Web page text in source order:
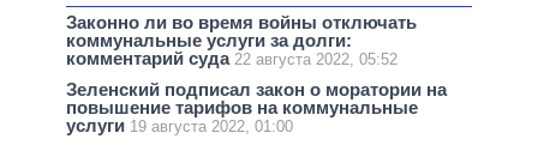
Законно ли во время войны отключать
коммунальные услуги за долги:
комментарий суда 22 августа 2022, 05:52
Зеленский подписал закон о моратории на
повышение тарифов на коммунальные
услуги 19 августа 2022, 01:00